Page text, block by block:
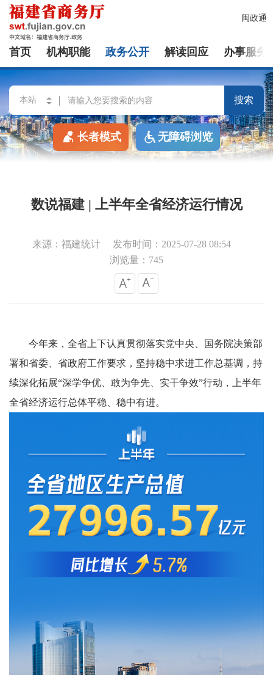
闽政通
首页 机构职能 政务公开 解读回应 办事服务
搜索
长者模式 无障碍浏览
数说福建 | 上半年全省经济运行情况
来源：福建统计
发布时间：2025-07-28 08:54
浏览量：745
今年来，全省上下认真贯彻落实党中央、国务院决策部
署和省委、省政府工作要求，坚持稳中求进工作总基调，持
续深化拓展“深学争优、敢为争先、实干争效”行动，上半年
全省经济运行总体平稳、稳中有进。